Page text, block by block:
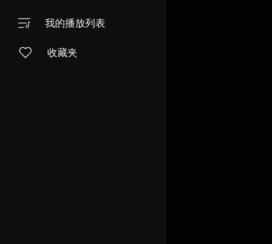
我的播放列表
收藏夹